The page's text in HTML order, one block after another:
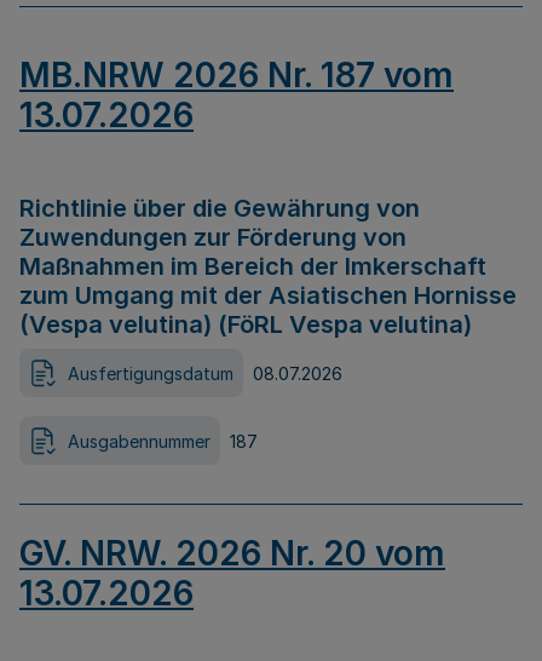
MB.NRW 2026 Nr. 187 vom
13.07.2026
Richtlinie über die Gewährung von
Zuwendungen zur Förderung von
Maßnahmen im Bereich der Imkerschaft
zum Umgang mit der Asiatischen Hornisse
(Vespa velutina) (FöRL Vespa velutina)
Ausfertigungsdatum 08.07.2026
Ausgabennummer 187
GV. NRW. 2026 Nr. 20 vom
13.07.2026